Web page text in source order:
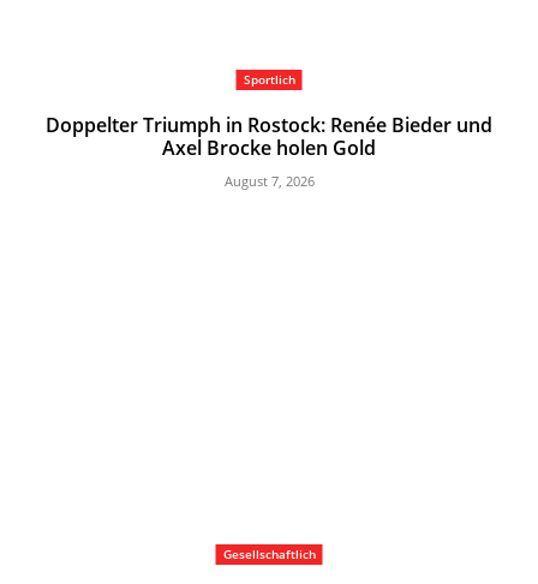
Sportlich
Doppelter Triumph in Rostock: Renée Bieder und
Axel Brocke holen Gold
August 7, 2026
Gesellschaftlich